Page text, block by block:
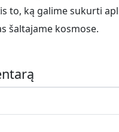
to, ką galime sukurti
šaltajame kosmose.